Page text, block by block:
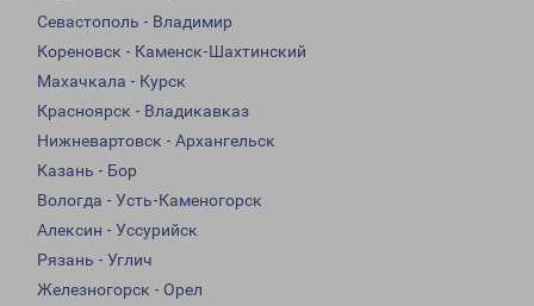
Севастополь - Владимир
Кореновск - Каменск-Шахтинский
Махачкала - Курск
Красноярск - Владикавказ
Нижневартовск - Архангельск
Казань - Бор
Вологда - Усть-Каменогорск
Алексин - Уссурийск
Рязань - Углич
Железногорск - Орел